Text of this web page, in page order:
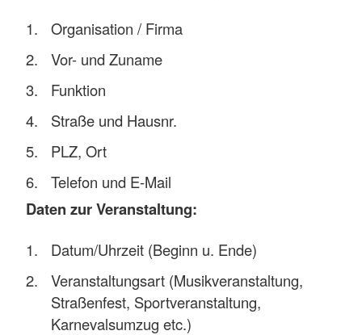
Organisation / Firma
Vor- und Zuname
Funktion
Straße und Hausnr.
PLZ, Ort
Telefon und E-Mail
Daten zur Veranstaltung:
Datum/Uhrzeit (Beginn u. Ende)
Veranstaltungsart (Musikveranstaltung,
Straßenfest, Sportveranstaltung,
Karnevalsumzug etc.)